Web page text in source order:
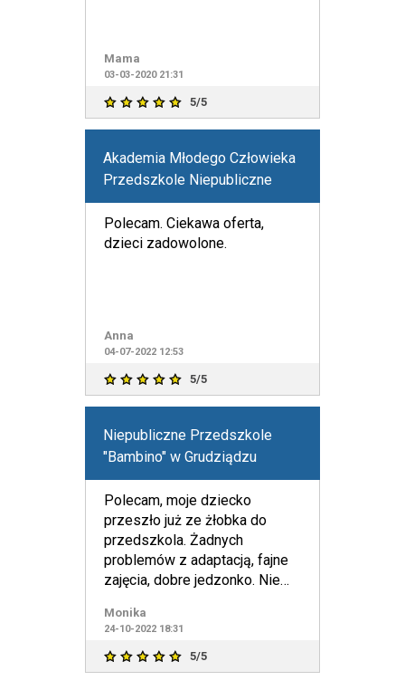
Mama
03-03-2020 21:31
5/5
Akademia Młodego Człowieka
Przedszkole Niepubliczne
Polecam. Ciekawa oferta,
dzieci zadowolone.
Anna
04-07-2022 12:53
5/5
Niepubliczne Przedszkole
"Bambino" w Grudziądzu
Polecam, moje dziecko
przeszło już ze żłobka do
przedszkola. Żadnych
problemów z adaptacją, fajne
zajęcia, dobre jedzonko. Nie
powyżej
Monika
24-10-2022 18:31
5/5